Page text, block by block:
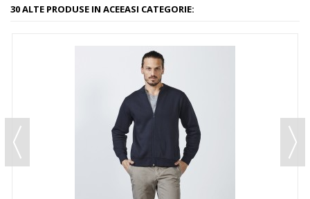
30 ALTE PRODUSE IN ACEEASI CATEGORIE: